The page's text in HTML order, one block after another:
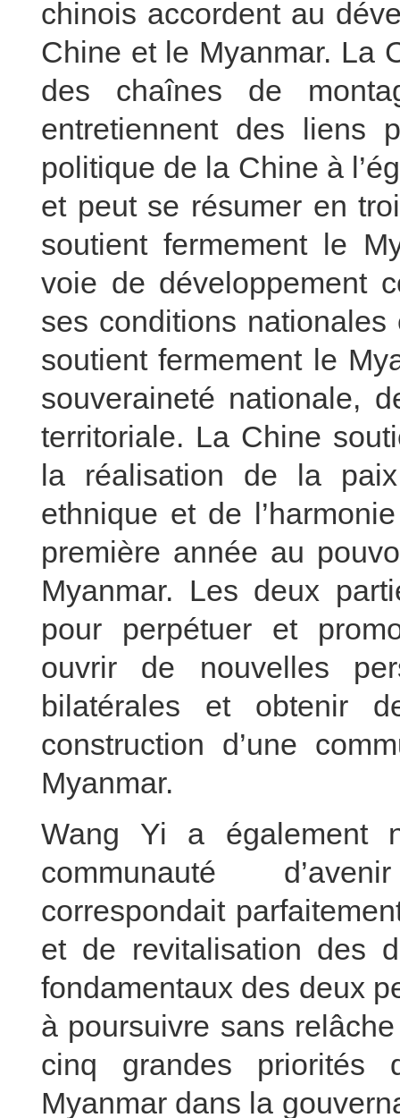
chinois accordent au
Chine et le Myanmar. La
des chaînes de
entretiennent des liens
politique de la Chine à
et peut se résumer en
soutient fermement le
voie de développement
ses conditions
soutient fermement le
souveraineté nationale,
territoriale. La Chine
la réalisation de la
ethnique et de
première année au
Myanmar. Les deux
pour perpétuer et
ouvrir de nouvelles
bilatérales et obtenir
construction d’une
Myanmar.
Wang Yi a également
communauté
correspondait
et de revitalisation des
fondamentaux des deux
à poursuivre sans
cinq grandes priorités
Myanmar dans la